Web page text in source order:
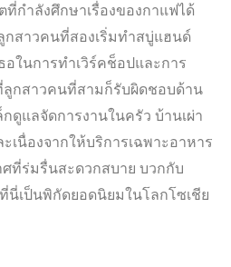
กำลังศึกษาเรื่องของกาแฟได้
สาวคนที่สองเริ่มทำสบู่แฮนด์
อในการทำเวิร์คช็อปและการ
กสาวคนที่สามก็รับผิดชอบด้าน
ดูแลจัดการงานในครัว บ้านเผ่า
เนื่องจากให้บริการเฉพาะอาหาร
ที่ร่มรื่นสะดวกสบาย บวกกับ
นี่เป็นพิกัดยอดนิยมในโลกโซเชีย